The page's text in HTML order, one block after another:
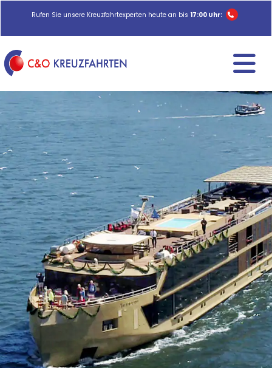
Rufen Sie unsere Kreuzfahrtexperten heute an bis 17:00 Uhr: